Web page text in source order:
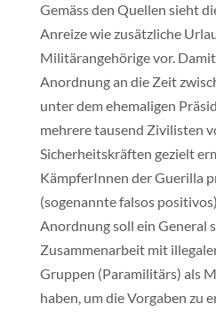
Gemäss den Quellen sieht
Anreize wie zusätzliche
Militärangehörige vor.
Anordnung an die Zeit
unter dem ehemaligen
mehrere tausend Zivilisten
Sicherheitskräften gezielt
KämpferInnen der Guerilla
(sogenannte falsos
Anordnung soll ein General
Zusammenarbeit mit
Gruppen (Paramilitärs) als
haben, um die Vorgaben zu